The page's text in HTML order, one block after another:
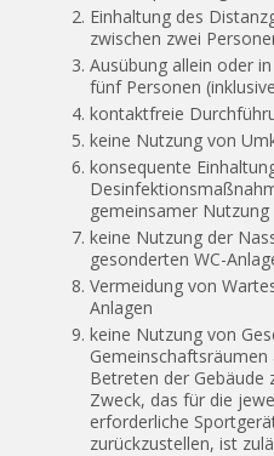
Einhaltung des
zwischen zwei
Ausübung allein oder
fünf Personen
kontaktfreie
keine Nutzung von
konsequente
gemeinsamer
keine Nutzung der
gesonderten WC-
Vermeidung von
Anlagen
keine Nutzung von
Betreten der Gebäude
Zweck, das für die
erforderliche
zurückzustellen, ist